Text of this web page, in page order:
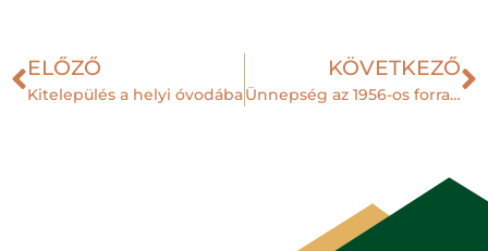
ELŐZŐ
Kitelepülés a helyi óvodába
KÖVETKEZŐ
Ünnepség az 1956-os forradalom és szabadságharc emlékére